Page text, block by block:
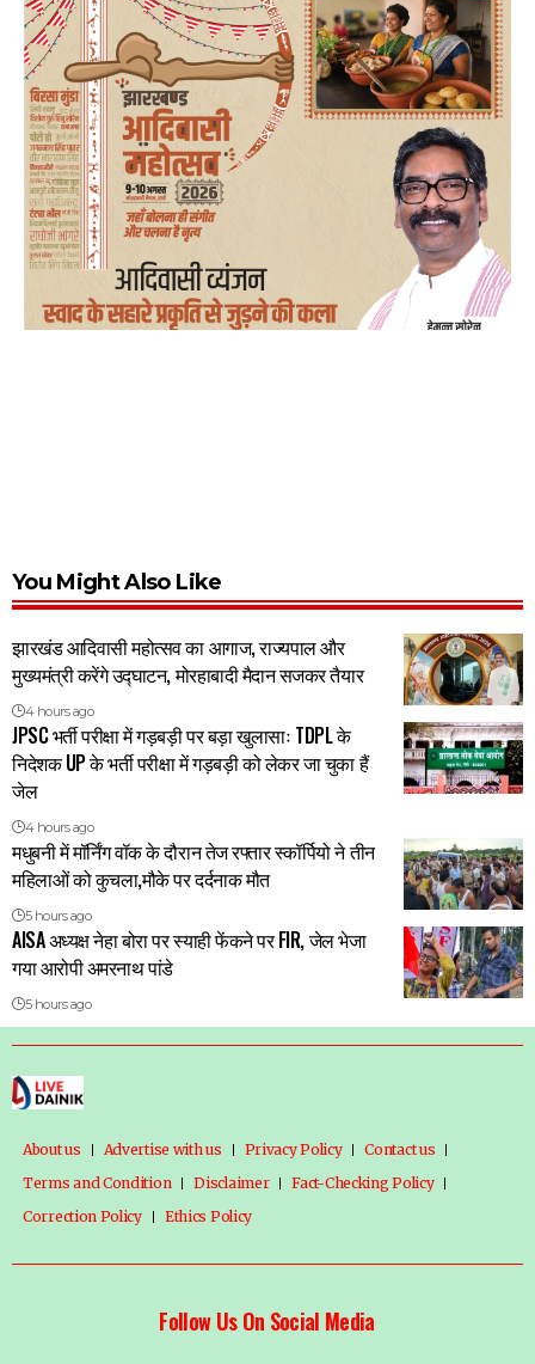
You Might Also Like
झारखंड आदिवासी महोत्सव का आगाज, राज्यपाल और
मुख्यमंत्री करेंगे उद्घाटन, मोरहाबादी मैदान सजकर तैयार
4 hours ago
JPSC भर्ती परीक्षा में गड़बड़ी पर बड़ा खुलासाः TDPL के
निदेशक UP के भर्ती परीक्षा में गड़बड़ी को लेकर जा चुका हैं
जेल
4 hours ago
मधुबनी में मॉर्निंग वॉक के दौरान तेज रफ्तार स्कॉर्पियो ने तीन
महिलाओं को कुचला,मौके पर दर्दनाक मौत
5 hours ago
AISA अध्यक्ष नेहा बोरा पर स्याही फेंकने पर FIR, जेल भेजा
गया आरोपी अमरनाथ पांडे
5 hours ago
About us Advertise with us Privacy Policy
Contact us
Terms and Condition
Disclaimer
Fact-Checking Policy
Correction Policy
Ethics Policy
Follow Us On Social Media